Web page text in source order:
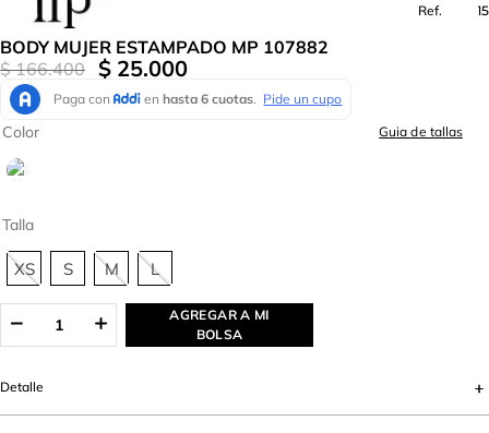
Ref.
768815
BODY MUJER ESTAMPADO MP 107882
$ 166.400 $ 25.000
Talla
XS S M L
Color Guia de tallas
AGREGAR A MI
BOLSA
Detalle